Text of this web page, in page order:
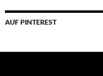
AUF PINTEREST